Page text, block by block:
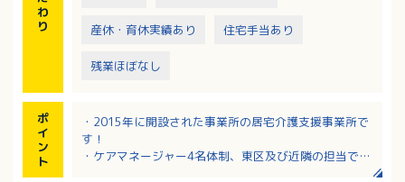
わ
り
産休・育休実績あり 住宅手当あり
残業ほぼなし
ポ
イ
ン
ト
・2015年に開設された事業所の居宅介護支援事業所で
す！
・ケアマネージャー4名体制、東区及び近隣の担当で